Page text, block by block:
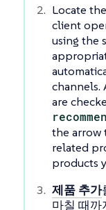
Locate
client
using the
channels.
are
the arrow
related
products
제품 추가
마칠 때까